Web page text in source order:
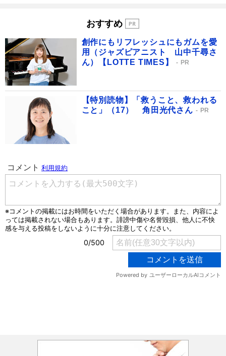
おすすめ
創作にもリフレッシュにもガムを愛
用（ジャズピアニスト 山中千尋さ
ん）【LOTTE TIMES】
PR
【特別読物】「救うこと、救われる
こと」（17） 角田光代さん
PR